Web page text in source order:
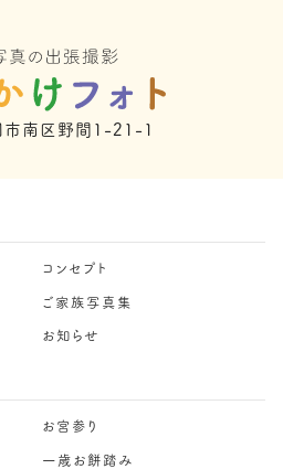
市南区野間1-21-1
コンセプト
ご家族写真集
お知らせ
お宮参り
一歳お餅踏み